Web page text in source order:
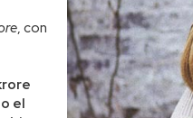
, con
el